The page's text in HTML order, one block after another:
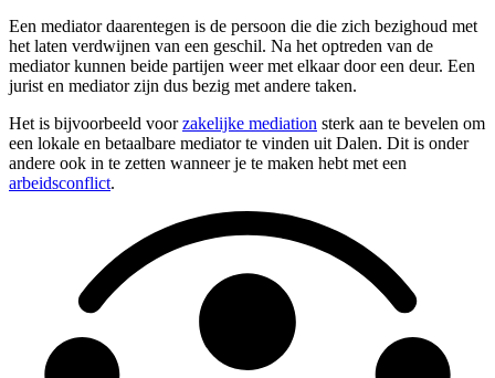
Een mediator daarentegen is de persoon die die zich bezighoud met
het laten verdwijnen van een geschil. Na het optreden van de
mediator kunnen beide partijen weer met elkaar door een deur. Een
jurist en mediator zijn dus bezig met andere taken.
Het is bijvoorbeeld voorzakelijke mediation sterk aan te bevelen om
een lokale en betaalbare mediator te vinden uit Dalen. Dit is onder
andere ook in te zetten wanneer je te maken hebt met een
arbeidsconflict.